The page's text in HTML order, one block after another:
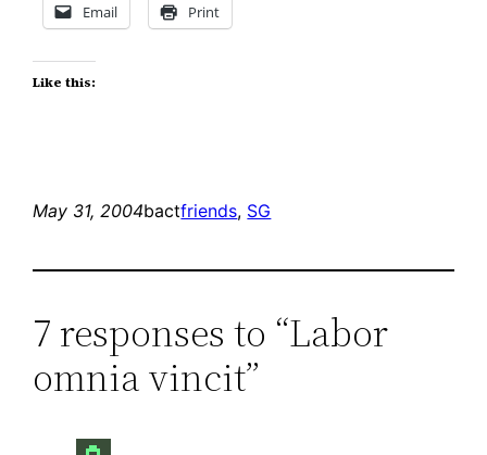
Email Print
Like this:
May 31, 2004bactfriends, SG
7 responses to “Labor
omnia vincit”